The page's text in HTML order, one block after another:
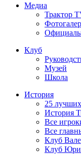
Медиа
Трактор
Клуб
Музей
Школа
История
25
История
Все
Все
Клуб
Клуб